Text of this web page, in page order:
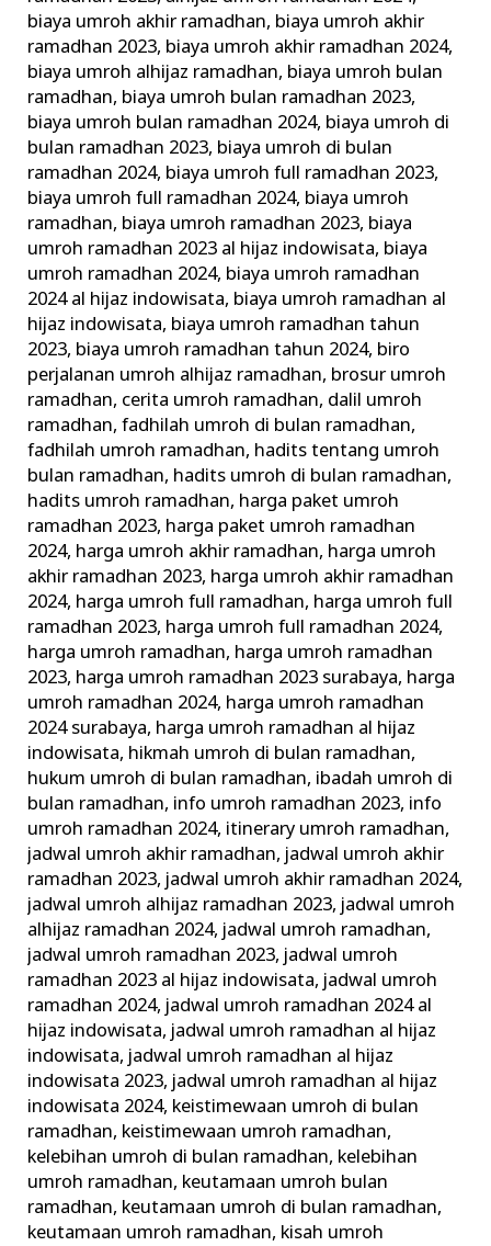
biaya umroh akhir ramadhan, biaya umroh akhir
ramadhan 2023, biaya umroh akhir ramadhan 2024,
biaya umroh alhijaz ramadhan, biaya umroh bulan
ramadhan, biaya umroh bulan ramadhan 2023,
biaya umroh bulan ramadhan 2024, biaya umroh di
bulan ramadhan 2023, biaya umroh di bulan
ramadhan 2024, biaya umroh full ramadhan 2023,
biaya umroh full ramadhan 2024, biaya umroh
ramadhan, biaya umroh ramadhan 2023, biaya
umroh ramadhan 2023 al hijaz indowisata, biaya
umroh ramadhan 2024, biaya umroh ramadhan
2024 al hijaz indowisata, biaya umroh ramadhan al
hijaz indowisata, biaya umroh ramadhan tahun
2023, biaya umroh ramadhan tahun 2024, biro
perjalanan umroh alhijaz ramadhan, brosur umroh
ramadhan, cerita umroh ramadhan, dalil umroh
ramadhan,fadhilah umroh di bulan ramadhan,
fadhilah umroh ramadhan, hadits tentang umroh
bulan ramadhan, hadits umroh di bulan ramadhan,
hadits umroh ramadhan, harga paket umroh
ramadhan 2023, harga paket umroh ramadhan
2024, harga umroh akhir ramadhan, harga umroh
akhir ramadhan 2023, harga umroh akhir ramadhan
2024, harga umroh full ramadhan, harga umroh full
ramadhan 2023, harga umroh full ramadhan 2024,
harga umroh ramadhan, harga umroh ramadhan
2023, harga umroh ramadhan 2023 surabaya, harga
umroh ramadhan 2024, harga umroh ramadhan
2024 surabaya, harga umroh ramadhan al hijaz
indowisata, hikmah umroh di bulan ramadhan,
hukum umroh di bulan ramadhan, ibadah umroh di
bulan ramadhan, info umroh ramadhan 2023, info
umroh ramadhan 2024, itinerary umroh ramadhan,
jadwal umroh akhir ramadhan, jadwal umroh akhir
ramadhan 2023, jadwal umroh akhir ramadhan 2024,
jadwal umroh alhijaz ramadhan 2023, jadwal umroh
alhijaz ramadhan 2024, jadwal umroh ramadhan,
jadwal umroh ramadhan 2023, jadwal umroh
ramadhan 2023 al hijaz indowisata, jadwal umroh
ramadhan 2024, jadwal umroh ramadhan 2024 al
hijaz indowisata, jadwal umroh ramadhan al hijaz
indowisata, jadwal umroh ramadhan al hijaz
indowisata 2023, jadwal umroh ramadhan al hijaz
indowisata 2024, keistimewaan umroh di bulan
ramadhan, keistimewaan umroh ramadhan,
kelebihan umroh di bulan ramadhan, kelebihan
umroh ramadhan, keutamaan umroh bulan
ramadhan, keutamaan umroh di bulan ramadhan,
keutamaan umroh ramadhan, kisah umroh